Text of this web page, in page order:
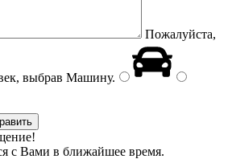
Пожалуйста,
выбрав Машину.
с Вами в ближайшее время.